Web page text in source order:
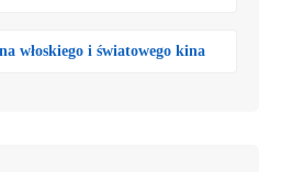
włoskiego i światowego kina